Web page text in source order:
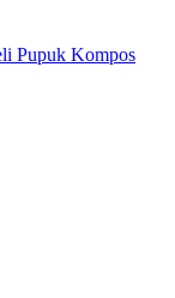
Pupuk Kompos